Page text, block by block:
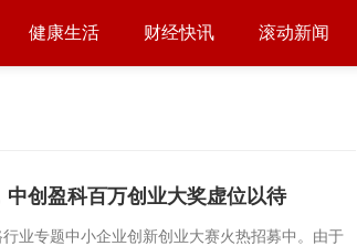
健康生活 财经快讯 滚动新闻
创盈科百万创业大奖虚位以待
业专题中小企业创新创业大赛火热招募中。由于